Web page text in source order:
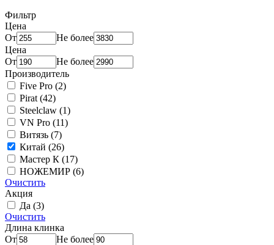
Фильтр
Цена
От
Не более
Цена
От
Не более
Производитель
Five Pro (2)
Pirat (42)
Steelclaw (1)
VN Pro (11)
Витязь (7)
Китай (26)
Мастер К (17)
НОЖЕМИР (6)
Очистить
Акция
Да (3)
Очистить
Длина клинка
От
Не более